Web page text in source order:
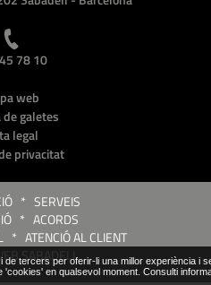
de tercers per oferir-li una millor experiència
en qualsevol moment. Consulti
78 10
web
de galetes
legal
privacitat
* SERVEIS
* ACORDS
* ATENCIÓ AL CLIENT
SABADELL